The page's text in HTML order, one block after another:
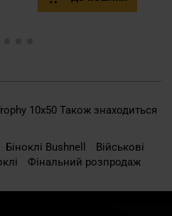
10x50 Також знаходиться
Біноклі Bushnell
Військові
Фінальний розпродаж